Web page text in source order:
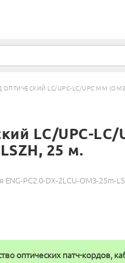
ОПТИЧЕСКИЙ LC/UPC-LC/UPC MM
LC/UPC-LC/
25 м.
PC2.0-DX-2LCU-OM3-25m-
оптических патч-кордов,